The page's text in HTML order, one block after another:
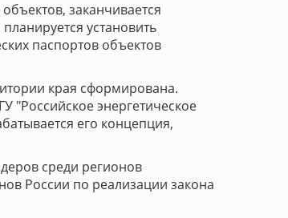
заканчивается
установить
паспортов объектов
края сформирована.
"Российское энергетическое
его концепция,
среди регионов
России по реализации закона